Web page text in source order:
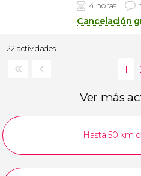
4 horas
Cancelación
22 actividades
Ver más
Hasta 50 km